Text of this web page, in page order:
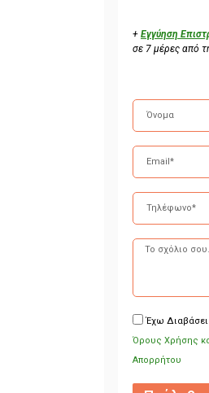
+ Εγγύηση
σε 7 μέρες από
Έχω
Όρους Χρήσης
Απορρήτου